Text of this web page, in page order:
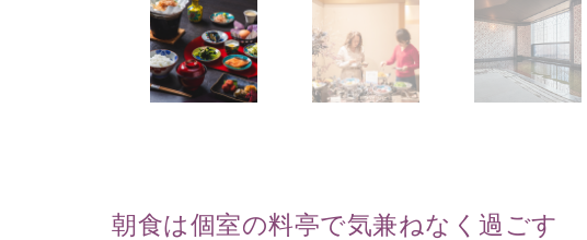
朝食は個室の料亭で気兼ねなく過ごす